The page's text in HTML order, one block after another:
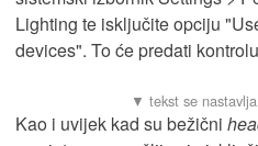
Lighting te isključite opciju
devices". To će predati
Kao i uvijek kad su bežični